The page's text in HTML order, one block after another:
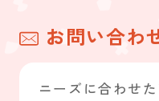
お問い合わ
ニーズに合わせ